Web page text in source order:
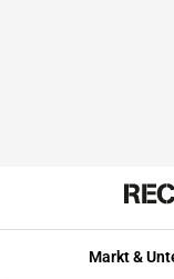
Markt &